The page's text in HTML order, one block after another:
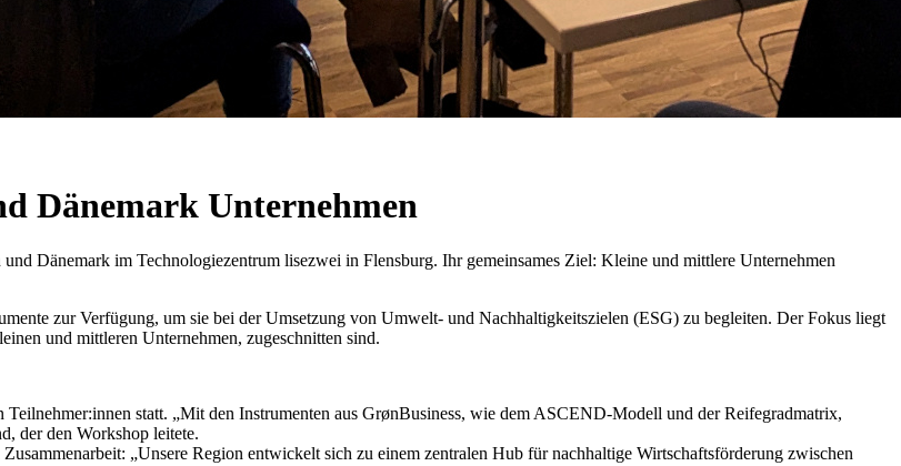
Dänemark Unternehmen
Dänemark im Technologiezentrum lisezwei in Flensburg. Ihr gemeinsames Ziel: Kleine und mittlere Unternehmen
zur Verfügung, um sie bei der Umsetzung von Umwelt- und Nachhaltigkeitszielen (ESG) zu begleiten. Der Fokus liegt
und mittleren Unternehmen, zugeschnitten sind.
statt. „Mit den Instrumenten aus GrønBusiness, wie dem ASCEND-Modell und der Reifegradmatrix,
der den Workshop leitete.
„Unsere Region entwickelt sich zu einem zentralen Hub für nachhaltige Wirtschaftsförderung zwischen